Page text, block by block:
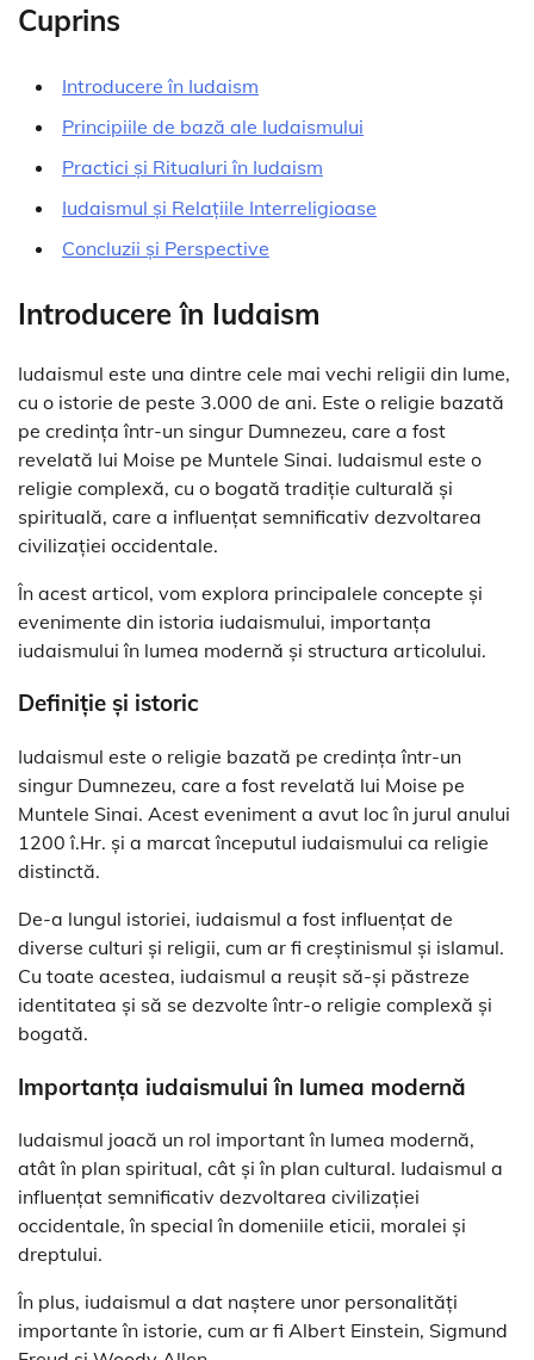
Cuprins
Introducere în Iudaism
Principiile de bază ale Iudaismului
Practici și Ritualuri în Iudaism
Iudaismul și Relațiile Interreligioase
Concluzii și Perspective
Introducere în Iudaism
Iudaismul este una dintre cele mai vechi religii din lume,
cu o istorie de peste 3.000 de ani. Este o religie bazată
pe credința într-un singur Dumnezeu, care a fost
revelată lui Moise pe Muntele Sinai. Iudaismul este o
religie complexă, cu o bogată tradiție culturală și
spirituală, care a influențat semnificativ dezvoltarea
civilizației occidentale.
În acest articol, vom explora principalele concepte și
evenimente din istoria iudaismului, importanța
iudaismului în lumea modernă și structura articolului.
Definiție și istoric
Iudaismul este o religie bazată pe credința într-un
singur Dumnezeu, care a fost revelată lui Moise pe
Muntele Sinai. Acest eveniment a avut loc în jurul anului
1200 î.Hr. și a marcat începutul iudaismului ca religie
distinctă.
De-a lungul istoriei, iudaismul a fost influențat de
diverse culturi și religii, cum ar fi creștinismul și islamul.
Cu toate acestea, iudaismul a reușit să-și păstreze
identitatea și să se dezvolte într-o religie complexă și
bogată.
Importanța iudaismului în lumea modernă
Iudaismul joacă un rol important în lumea modernă,
atât în plan spiritual, cât și în plan cultural. Iudaismul a
influențat semnificativ dezvoltarea civilizației
occidentale, în special în domeniile eticii, moralei și
dreptului.
În plus, iudaismul a dat naștere unor personalități
importante în istorie, cum ar fi Albert Einstein, Sigmund